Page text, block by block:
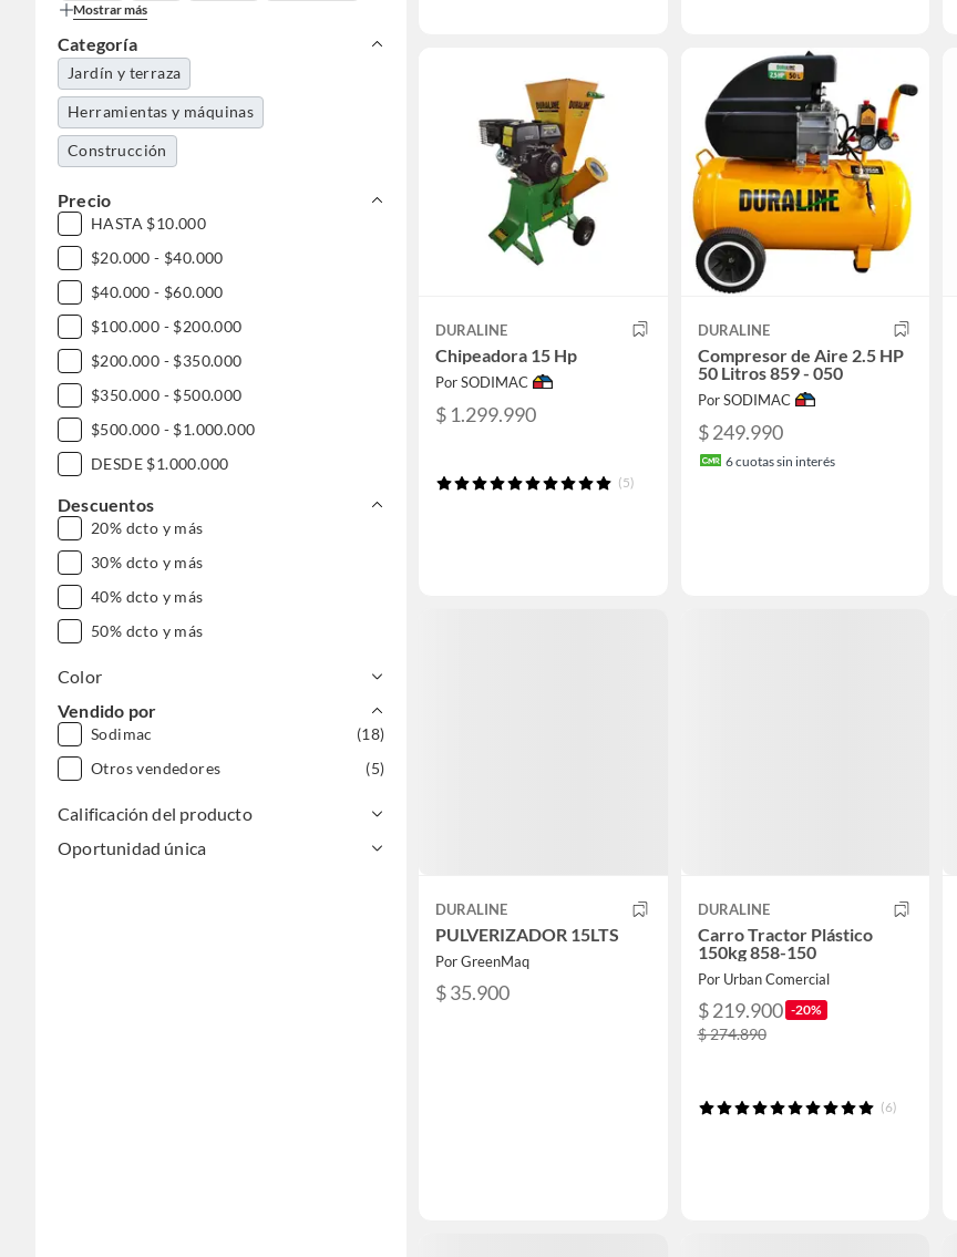
Mostrar más
Categoría
Jardín y terraza
Herramientas y máquinas
Construcción
Precio
HASTA $10.000
$20.000 - $40.000
$40.000 - $60.000
$100.000 - $200.000
$200.000 - $350.000
$350.000 - $500.000
$500.000 - $1.000.000
DESDE $1.000.000
Descuentos
20% dcto y más
30% dcto y más
40% dcto y más
50% dcto y más
Color
Vendido por
Sodimac
(18)
Otros vendedores
(5)
Calificación del producto
Oportunidad única
DURALINE
Chipeadora 15 Hp
Por SODIMAC
$ 1.299.990
(5)
DURALINE
Compresor de Aire 2.5 HP
50 Litros 859 - 050
Por SODIMAC
$ 249.990
6cuotas sin interés
DURALINE
PULVERIZADOR 15LTS
Por GreenMaq
$ 35.900
DURALINE
Carro Tractor Plástico
150kg 858-150
Por Urban Comercial
$ 219.900 -20%
$ 274.890
(6)